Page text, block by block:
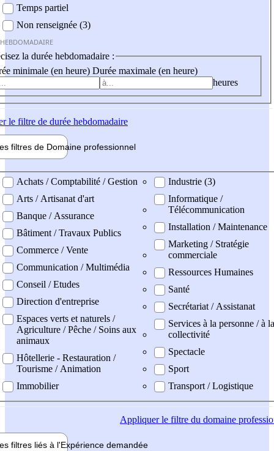
Temps partiel
Non renseignée (3)
la durée hebdomadaire :
minimale (en heure) Durée maximale (en heure)
heures
le filtre de durée hebdomadaire
filtres de Domaine professionnel
professionel
Achats / Comptabilité / Gestion
Arts / Artisanat d'art
Banque / Assurance
Bâtiment / Travaux Publics
Commerce / Vente
Communication / Multimédia
Conseil / Etudes
Direction d'entreprise
Espaces verts et naturels /
Agriculture / Pêche / Soins aux
animaux
Hôtellerie - Restauration /
Tourisme / Animation
Immobilier
Industrie (3)
Informatique /
Télécommunication
Installation / Maintenance
Marketing / Stratégie
commerciale
Ressources Humaines
Santé
Secrétariat / Assistanat
Services à la personne / à la
collectivité
Spectacle
Sport
Transport / Logistique
Appliquerle filtre du domaine
filtres liés à l'Expérience demandée